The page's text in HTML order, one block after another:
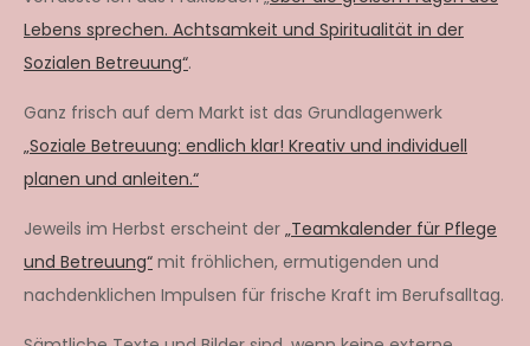
Lebens sprechen. Achtsamkeit und Spiritualität in der
Sozialen Betreuung“.
Ganz frisch auf dem Markt ist das Grundlagenwerk
„Soziale Betreuung: endlich klar! Kreativ und individuell
planen und anleiten.“
Jeweils im Herbst erscheint der „Teamkalender für Pflege
und Betreuung“ mit fröhlichen, ermutigenden und
nachdenklichen Impulsen für frische Kraft im Berufsalltag.